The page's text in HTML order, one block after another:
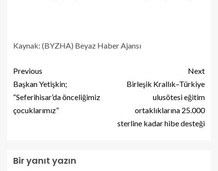
Kaynak: (BYZHA) Beyaz Haber Ajansı
Previous
Başkan Yetişkin;
“Seferihisar’da önceliğimiz
çocuklarımız”
Next
Birleşik Krallık–Türkiye
ulusötesi eğitim
ortaklıklarına 25.000
sterline kadar hibe desteği
Bir yanıt yazın